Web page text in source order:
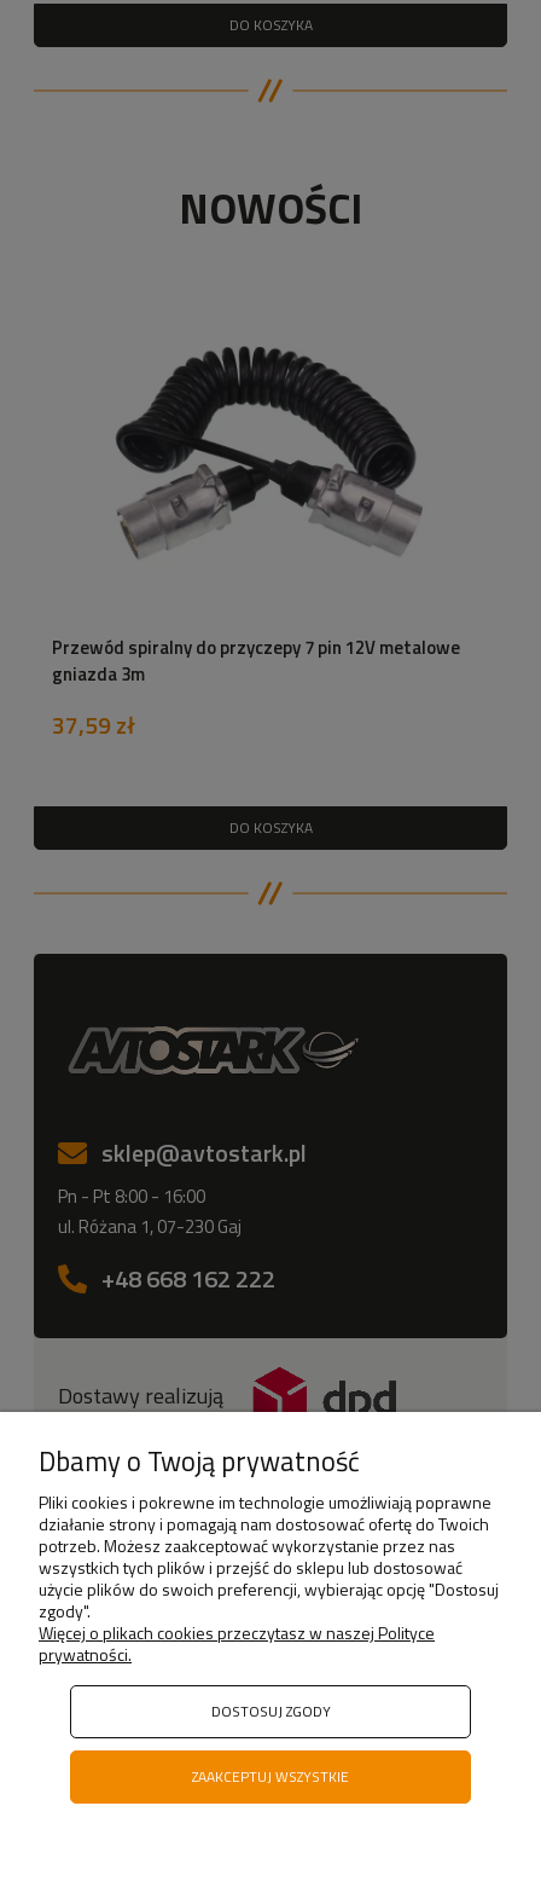
DO KOSZYKA
NOWOŚCI
Przewód spiralny do przyczepy 7 pin 12V metalowe
gniazda 3m
37,59 zł
DO KOSZYKA
sklep@avtostark.pl
Pn - Pt 8:00 - 16:00
ul. Różana 1, 07-230 Gaj
+48 668 162 222
Dostawy realizują
Sklep
Moje konto
Kategorie
Dbamy o Twoją prywatność
Pliki cookies i pokrewne im technologie umożliwiają poprawne
działanie strony i pomagają nam dostosować ofertę do Twoich
potrzeb. Możesz zaakceptować wykorzystanie przez nas
wszystkich tych plików i przejść do sklepu lub dostosować
użycie plików do swoich preferencji, wybierając opcję "Dostosuj
zgody".
Więcej o plikach cookies przeczytasz w naszej Polityce
prywatności.
DOSTOSUJ ZGODY
ZAAKCEPTUJ WSZYSTKIE